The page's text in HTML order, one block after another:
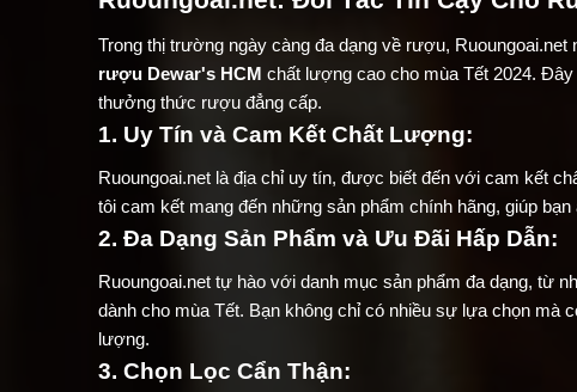
Trong thị trường ngày càng đa dạng về rượu,
rượu Dewar's HCM chất lượng cao cho mùa Tết 2024.
thưởng thức rượu đẳng cấp.
1. Uy Tín và Cam Kết Chất Lượng:
Ruoungoai.net là địa chỉ uy tín, được biết đến với cam kết
tôi cam kết mang đến những sản phẩm chính hãng, giúp
2. Đa Dạng Sản Phẩm và Ưu Đãi Hấp Dẫn:
Ruoungoai.net tự hào với danh mục sản phẩm đa dạng, từ
dành cho mùa Tết. Bạn không chỉ có nhiều sự lựa chọn mà
lượng.
3. Chọn Lọc Cẩn Thận: